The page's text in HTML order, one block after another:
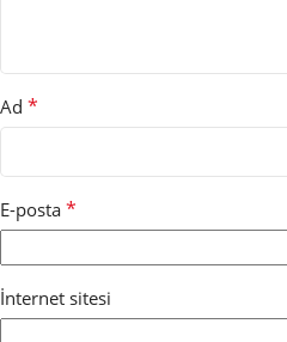
Ad *
E-posta *
İnternet sitesi